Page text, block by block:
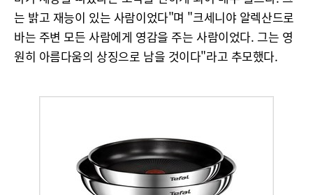
는 밝고 재능이 있는 사람이었다"며 "크세니야 알렉산드로
바는 주변 모든 사람에게 영감을 주는 사람이었다. 그는 영
원히 아름다움의 상징으로 남을 것이다"라고 추모했다.